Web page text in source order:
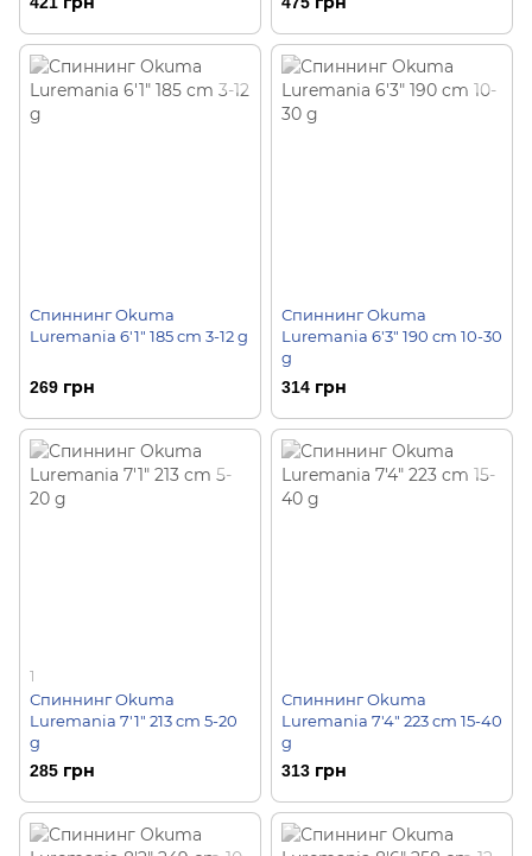
Спиннинг Okuma
Luremania 6'1" 185 cm 3-12 g
269 грн
Спиннинг Okuma
Luremania 6'3" 190 cm 10-30
g
314 грн
1
Спиннинг Okuma
Luremania 7'1" 213 cm 5-20
g
285 грн
Спиннинг Okuma
Luremania 7'4" 223 cm 15-40
g
313 грн